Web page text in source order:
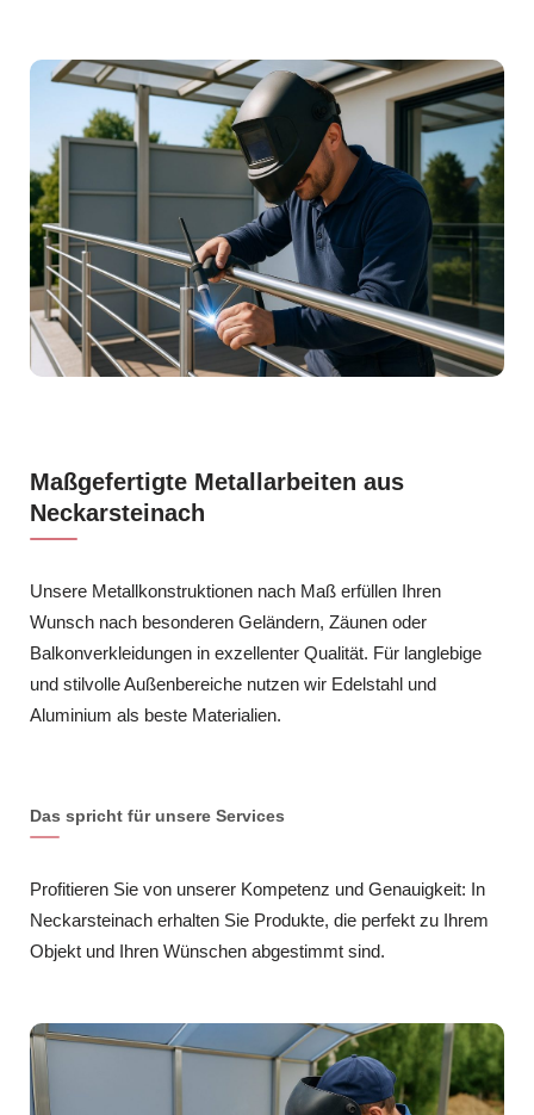
Maßgefertigte Metallarbeiten aus
Neckarsteinach
Unsere Metallkonstruktionen nach Maß erfüllen Ihren
Wunsch nach besonderen Geländern, Zäunen oder
Balkonverkleidungen in exzellenter Qualität. Für langlebige
und stilvolle Außenbereiche nutzen wir Edelstahl und
Aluminium als beste Materialien.
Das spricht für unsere Services
Profitieren Sie von unserer Kompetenz und Genauigkeit: In
Neckarsteinach erhalten Sie Produkte, die perfekt zu Ihrem
Objekt und Ihren Wünschen abgestimmt sind.